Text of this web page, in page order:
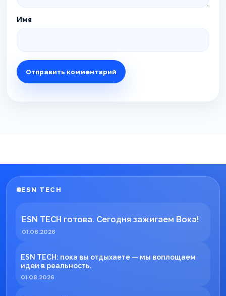
Имя
ESN TECH
ESN TECH готова. Сегодня зажигаем Вока!
01.08.2026
ESN TECH: пока вы отдыхаете — мы воплощаем
идеи в реальность.
01.08.2026